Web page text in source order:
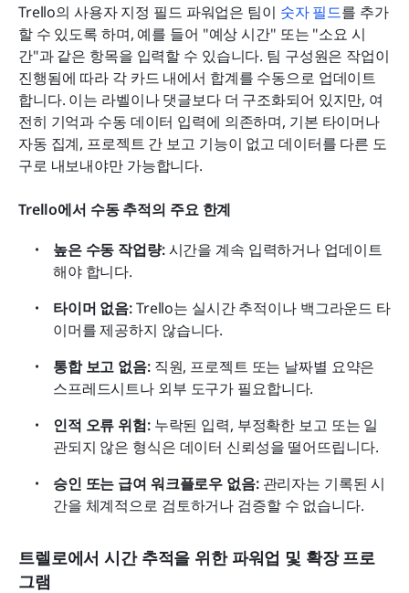
Trello의 사용자 지정 필드 파워업은 팀이 숫자 필드를 추가
할 수 있도록 하며, 예를 들어 "예상 시간" 또는 "소요 시
간"과 같은 항목을 입력할 수 있습니다. 팀 구성원은 작업이
진행됨에 따라 각 카드 내에서 합계를 수동으로 업데이트
합니다. 이는 라벨이나 댓글보다 더 구조화되어 있지만, 여
전히 기억과 수동 데이터 입력에 의존하며, 기본 타이머나
자동 집계, 프로젝트 간 보고 기능이 없고 데이터를 다른 도
구로 내보내야만 가능합니다.
Trello에서 수동 추적의 주요 한계
높은 수동 작업량: 시간을 계속 입력하거나 업데이트
해야 합니다.
타이머 없음: Trello는 실시간 추적이나 백그라운드 타
이머를 제공하지 않습니다.
통합 보고 없음: 직원, 프로젝트 또는 날짜별 요약은
스프레드시트나 외부 도구가 필요합니다.
인적 오류 위험: 누락된 입력, 부정확한 보고 또는 일
관되지 않은 형식은 데이터 신뢰성을 떨어뜨립니다.
승인 또는 급여 워크플로우 없음: 관리자는 기록된 시
간을 체계적으로 검토하거나 검증할 수 없습니다.
트렐로에서 시간 추적을 위한 파워업 및 확장 프로
그램